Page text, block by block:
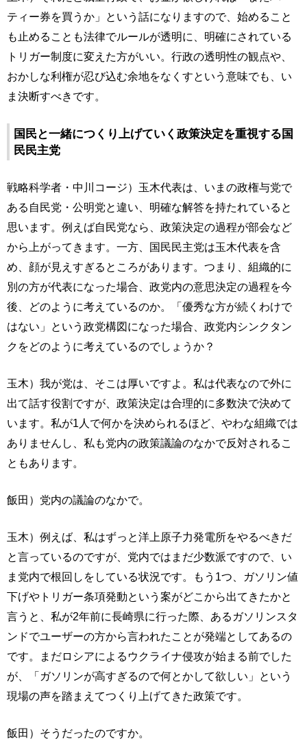
ティー券を買うか」という話になりますので、始めること
も止めることも法律でルールが透明に、明確にされている
トリガー制度に変えた方がいい。行政の透明性の観点や、
おかしな利権が忍び込む余地をなくすという意味でも、い
ま決断すべきです。
国民と一緒につくり上げていく政策決定を重視する国
民民主党
戦略科学者・中川コージ）玉木代表は、いまの政権与党で
ある自民党・公明党と違い、明確な解答を持たれていると
思います。例えば自民党なら、政策決定の過程が部会など
から上がってきます。一方、国民民主党は玉木代表を含
め、顔が見えすぎるところがあります。つまり、組織的に
別の方が代表になった場合、政党内の意思決定の過程を今
後、どのように考えているのか。「優秀な方が続くわけで
はない」という政党構図になった場合、政党内シンクタン
クをどのように考えているのでしょうか？
玉木）我が党は、そこは厚いですよ。私は代表なので外に
出て話す役割ですが、政策決定は合理的に多数決で決めて
います。私が1人で何かを決められるほど、やわな組織では
ありませんし、私も党内の政策議論のなかで反対されるこ
ともあります。
飯田）党内の議論のなかで。
玉木）例えば、私はずっと洋上原子力発電所をやるべきだ
と言っているのですが、党内ではまだ少数派ですので、い
ま党内で根回しをしている状況です。もう1つ、ガソリン値
下げやトリガー条項発動という案がどこから出てきたかと
言うと、私が2年前に長崎県に行った際、あるガソリンスタ
ンドでユーザーの方から言われたことが発端としてあるの
です。まだロシアによるウクライナ侵攻が始まる前でした
が、「ガソリンが高すぎるので何とかして欲しい」という
現場の声を踏まえてつくり上げてきた政策です。
飯田）そうだったのですか。